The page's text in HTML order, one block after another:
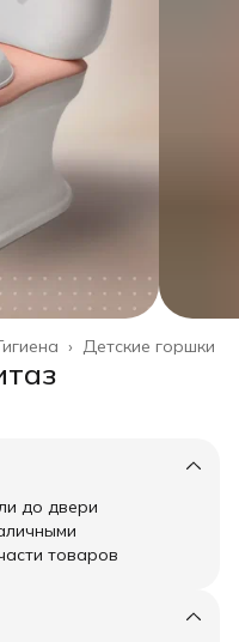
Детские горшки
›
до двери
товаров